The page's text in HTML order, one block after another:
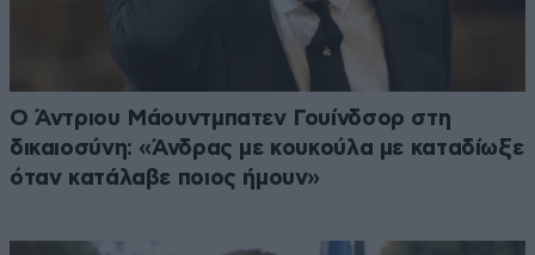
Ο Άντριου Μάουντμπατεν Γουίνδσορ στη
δικαιοσύνη: «Άνδρας με κουκούλα με καταδίωξε
όταν κατάλαβε ποιος ήμουν»